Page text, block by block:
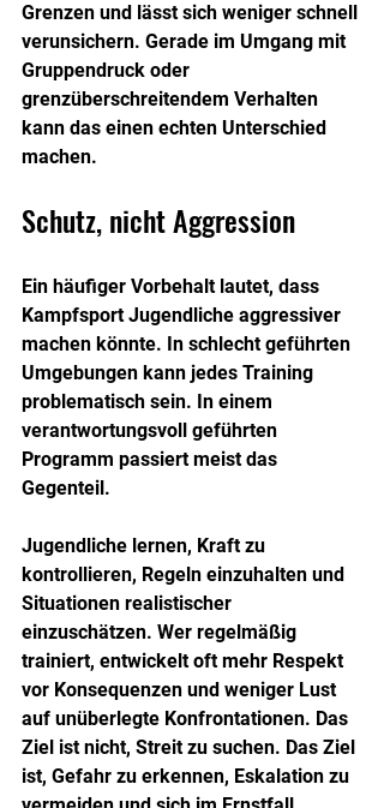
Grenzen und lässt sich weniger schnell
verunsichern. Gerade im Umgang mit
Gruppendruck oder
grenzüberschreitendem Verhalten
kann das einen echten Unterschied
machen.
Schutz, nicht Aggression
Ein häufiger Vorbehalt lautet, dass
Kampfsport Jugendliche aggressiver
machen könnte. In schlecht geführten
Umgebungen kann jedes Training
problematisch sein. In einem
verantwortungsvoll geführten
Programm passiert meist das
Gegenteil.
Jugendliche lernen, Kraft zu
kontrollieren, Regeln einzuhalten und
Situationen realistischer
einzuschätzen. Wer regelmäßig
trainiert, entwickelt oft mehr Respekt
vor Konsequenzen und weniger Lust
auf unüberlegte Konfrontationen. Das
Ziel ist nicht, Streit zu suchen. Das Ziel
ist, Gefahr zu erkennen, Eskalation zu